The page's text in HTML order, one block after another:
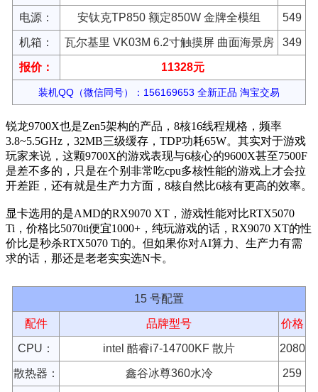
电源： 安钛克TP850 额定850W 金牌全模组 549
机箱： 瓦尔基里 VK03M 6.2寸触摸屏 曲面海景房 349
报价： 11328元
装机QQ（微信同号）：156169653 全新正品 淘宝交易
锐龙9700X也是Zen5架构的产品，8核16线程规格，频率
3.8~5.5GHz，32MB三级缓存，TDP功耗65W。其实对于游戏
玩家来说，这颗9700X的游戏表现与6核心的9600X甚至7500F
是差不多的，只是在个别非常吃cpu多核性能的游戏上才会拉
开差距，还有就是生产力方面，8核自然比6核有更高的效率。
显卡选用的是AMD的RX9070 XT，游戏性能对比RTX5070
Ti，价格比5070ti便宜1000+，纯玩游戏的话，RX9070 XT的性
价比是秒杀RTX5070 Ti的。但如果你对AI算力、生产力有需
求的话，那还是老老实实选N卡。
15 号配置
配件 品牌型号 价格
CPU： intel 酷睿i7-14700KF 散片 2080
散热器： 鑫谷冰尊360水冷 259